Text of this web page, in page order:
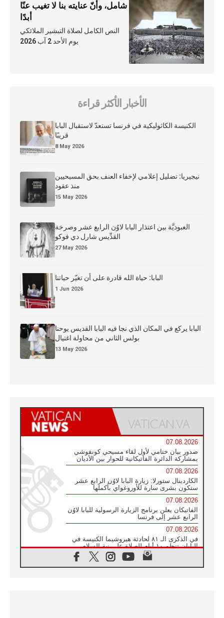
شامل، وأنّ عنايته بنا لا تغيب عنّا
أبدًا
النص الكامل لصلاة التبشير الملائكي
يوم الأحد 2 آب 2026
الأخبار الأكثر قراءة
الكنيسة الكاثوليكية في فرنسا تستعدّ لاستقبال البابا
قريبًا
8 May 2026
نيجيريا: تضليل إعلامي لإخفاء العنف بحق المسيحيين
منذ عقود
15 May 2026
العبوديَّة بين اعتذار البابا لاوُن الرابع عشر وصرخة
القدِّيس شارل دي فوكو
27 May 2026
البابا: حياة الله قادرة على أن تغيّر حياتنا
1 Jun 2026
البابا يركع في المكان الذي نجا فيه البابا القديس يوحنا
بولس الثاني من محاولة اغتيال
13 May 2026
07.08.2026
صدور بيان ختامي لأول لقاء مسيحي كونفوشي
بمشاركة الدائرة الفاتيكانية للحوار بين الأديان
07.08.2026
الكاردينال ستورلا: زيارة البابا لاوُن الرابع عشر
ستكون بشرى سارة للأوروغواي بأكملها
07.08.2026
الفاتيكان يعلن برنامج الزيارة الرسولية للبابا لاوُن
الرابع عشر إلى فرنسا
07.08.2026
في الذكرى الـ ٨١ لحادثة هيروشيما الكنيسة في
اليابان تنظم ١٠ أيام للصلاة على نية السلام
الكنيسة في الأوروغواي: زيارة البابا ستعزز